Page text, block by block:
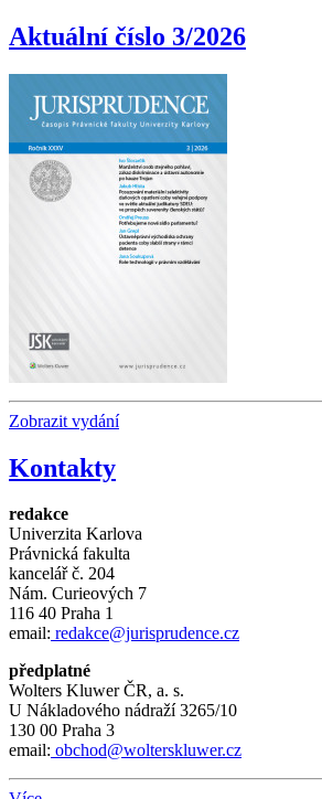
Aktuální číslo 3/2026
Zobrazit vydání
Kontakty
redakce
Univerzita Karlova
Právnická fakulta
kancelář č. 204
Nám. Curieových 7
116 40 Praha 1
email: redakce@jurisprudence.cz
předplatné
Wolters Kluwer ČR, a. s.
U Nákladového nádraží 3265/10
130 00 Praha 3
email: obchod@wolterskluwer.cz